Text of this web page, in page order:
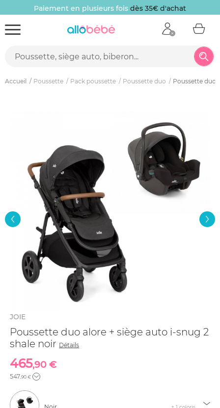
Paiement en plusieurs fois dès 35€ d'achat
Accueil Poussette Pack poussette Poussette duo Poussette duo
JOIE
Poussette duo alore + siège auto i-snug 2
shale noir Détails
465,90 €
547,90 €